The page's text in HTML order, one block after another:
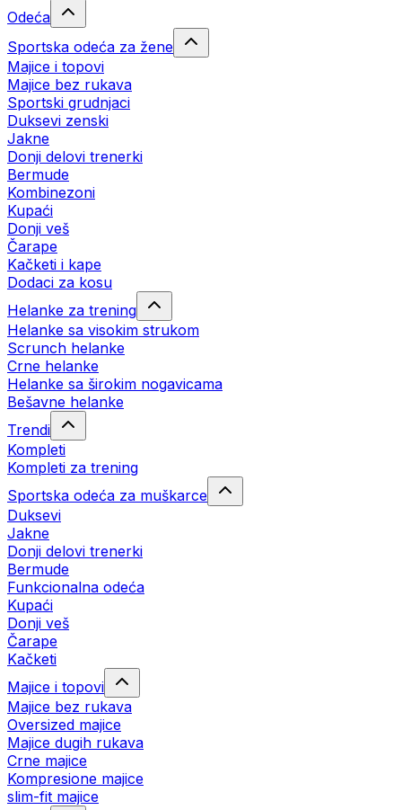
Odeća
Sportska odeća za žene
Majice i topovi
Majice bez rukava
Sportski grudnjaci
Duksevi zenski
Jakne
Donji delovi trenerki
Bermude
Kombinezoni
Kupaći
Donji veš
Čarape
Kačketi i kape
Dodaci za kosu
Helanke za trening
Helanke sa visokim strukom
Scrunch helanke
Crne helanke
Helanke sa širokim nogavicama
Bešavne helanke
Trendi
Kompleti
Kompleti za trening
Sportska odeća za muškarce
Duksevi
Jakne
Donji delovi trenerki
Bermude
Funkcionalna odeća
Kupaći
Donji veš
Čarape
Kačketi
Majice i topovi
Majice bez rukava
Oversized majice
Majice dugih rukava
Crne majice
Kompresione majice
slim-fit majice